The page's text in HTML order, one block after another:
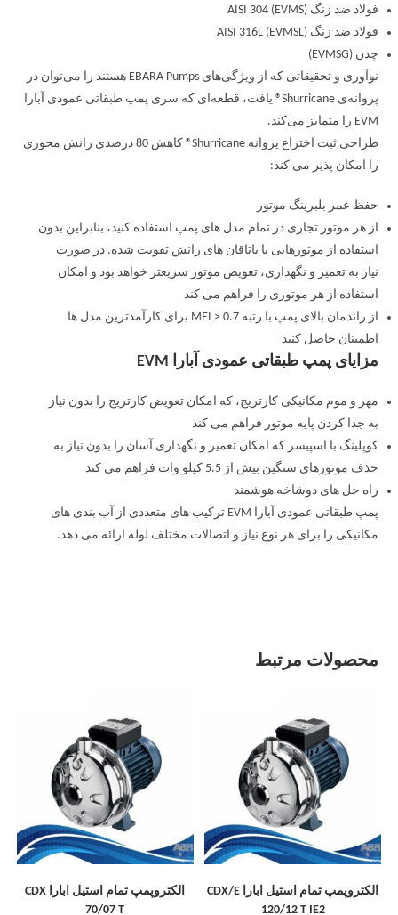
فولاد ضد زنگ AISI 304 (EVMS)
فولاد ضد زنگ AISI 316L (EVMSL)
چدن (EVMSG)
نوآوری و تحقیقاتی که از ویژگی‌های EBARA Pumps هستند را می‌توان در
پروانه‌ی Shurricane® یافت، قطعه‌ای که سری پمپ طبقاتی عمودی آبارا
EVM را متمایز می‌کند.
طراحی ثبت اختراع پروانه Shurricane® کاهش 80 درصدی رانش محوری
را امکان پذیر می کند:
حفظ عمر بلبرینگ موتور
از هر موتور تجاری در تمام مدل های پمپ استفاده کنید، بنابراین بدون
استفاده از موتورهایی با یاتاقان های رانش تقویت شده. در صورت
نیاز به تعمیر و نگهداری، تعویض موتور سریعتر خواهد بود و امکان
استفاده از هر موتوری را فراهم می کند
از راندمان بالای پمپ با رتبه MEI > 0.7 برای کارآمدترین مدل ها
اطمینان حاصل کنید
مزایای پمپ طبقاتی عمودی آبارا EVM
مهر و موم مکانیکی کارتریج، که امکان تعویض کارتریج را بدون نیاز
به جدا کردن پایه موتور فراهم می کند
کوپلینگ با اسپیسر که امکان تعمیر و نگهداری آسان را بدون نیاز به
حذف موتورهای سنگین بیش از 5.5 کیلو وات فراهم می کند
راه حل های دوشاخه هوشمند
پمپ طبقاتی عمودی آبارا EVM ترکیب های متعددی از آب بندی های
مکانیکی را برای هر نوع نیاز و اتصالات مختلف لوله ارائه می دهد.
محصولات مرتبط
الکتروپمپ تمام استیل ابارا CDX/E
120/12 T IE2
الکتروپمپ تمام استیل ابارا CDX
70/07 T